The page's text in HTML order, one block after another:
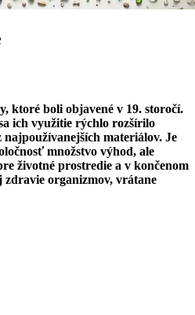
ktoré boli objavené v 19. storočí.
ich využitie rýchlo rozšírilo
najpoužívanejších materiálov. Je
množstvo výhod, ale
životné prostredie a v končenom
organizmov, vrátane